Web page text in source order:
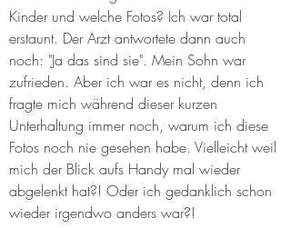
Kinder und welche Fotos? Ich war total
erstaunt. Der Arzt antwortete dann auch
noch: "Ja das sind sie". Mein Sohn war
zufrieden. Aber ich war es nicht, denn ich
fragte mich während dieser kurzen
Unterhaltung immer noch, warum ich diese
Fotos noch nie gesehen habe. Vielleicht weil
mich der Blick aufs Handy mal wieder
abgelenkt hat?! Oder ich gedanklich schon
wieder irgendwo anders war?!